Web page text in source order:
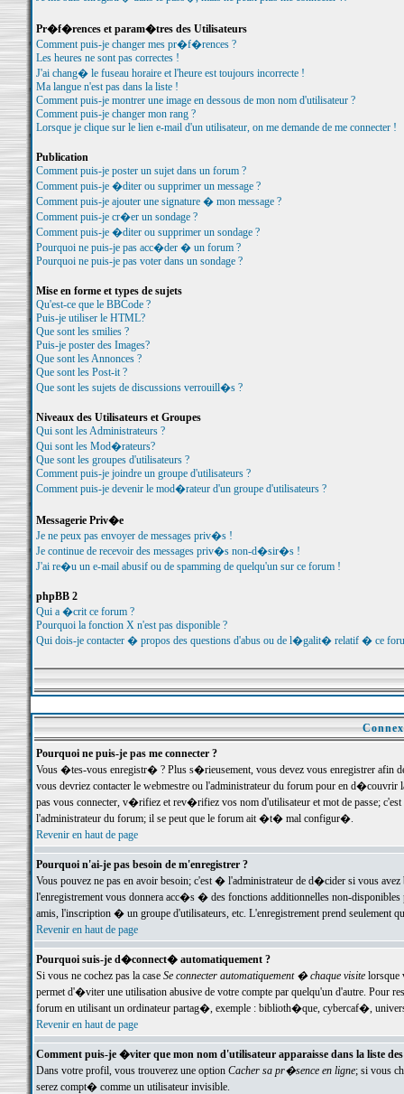
Pr�f�rences et param�tres des Utilisateurs
Comment puis-je changer mes pr�f�rences ?
Les heures ne sont pas correctes !
J'ai chang� le fuseau horaire et l'heure est toujours incorrecte !
Ma langue n'est pas dans la liste !
Comment puis-je montrer une image en dessous de mon nom d'utilisateur ?
Comment puis-je changer mon rang ?
Lorsque je clique sur le lien e-mail d'un utilisateur, on me demande de me connecter !
Publication
Comment puis-je poster un sujet dans un forum ?
Comment puis-je �diter ou supprimer un message ?
Comment puis-je ajouter une signature � mon message ?
Comment puis-je cr�er un sondage ?
Comment puis-je �diter ou supprimer un sondage ?
Pourquoi ne puis-je pas acc�der � un forum ?
Pourquoi ne puis-je pas voter dans un sondage ?
Mise en forme et types de sujets
Qu'est-ce que le BBCode ?
Puis-je utiliser le HTML?
Que sont les smilies ?
Puis-je poster des Images?
Que sont les Annonces ?
Que sont les Post-it ?
Que sont les sujets de discussions verrouill�s ?
Niveaux des Utilisateurs et Groupes
Qui sont les Administrateurs ?
Qui sont les Mod�rateurs?
Que sont les groupes d'utilisateurs ?
Comment puis-je joindre un groupe d'utilisateurs ?
Comment puis-je devenir le mod�rateur d'un groupe d'utilisateurs ?
Messagerie Priv�e
Je ne peux pas envoyer de messages priv�s !
Je continue de recevoir des messages priv�s non-d�sir�s !
J'ai re�u un e-mail abusif ou de spamming de quelqu'un sur ce forum !
phpBB 2
Qui a �crit ce forum ?
Pourquoi la fonction X n'est pas disponible ?
Qui dois-je contacter � propos des questions d'abus ou de l�galit� relatif � ce
Pourquoi ne puis-je pas me connecter ?
Vous �tes-vous enregistr� ? Plus s�rieusement, vous devez vous enregistrer
vous devriez contacter le webmestre ou l'administrateur du forum pour en
pas vous connecter, v�rifiez et rev�rifiez vos nom d'utilisateur et mot de passe;
l'administrateur du forum; il se peut que le forum ait �t� mal configur�.
Revenir en haut de page
Pourquoi n'ai-je pas besoin de m'enregistrer ?
Vous pouvez ne pas en avoir besoin; c'est � l'administrateur de d�cider si vous
l'enregistrement vous donnera acc�s � des fonctions additionnelles non-
amis, l'inscription � un groupe d'utilisateurs, etc. L'enregistrement prend seulement
Revenir en haut de page
Pourquoi suis-je d�connect� automatiquement ?
Si vous ne cochez pas la case Se connecter automatiquement � chaque visitelorsque
permet d'�viter une utilisation abusive de votre compte par quelqu'un d'autre. Pour
forum en utilisant un ordinateur partag�, exemple : biblioth�que, cybercaf�,
Revenir en haut de page
Comment puis-je �viter que mon nom d'utilisateur apparaisse dans la liste
Dans votre profil, vous trouverez une option Cacher sa pr�sence en ligne; si vous
serez compt� comme un utilisateur invisible.